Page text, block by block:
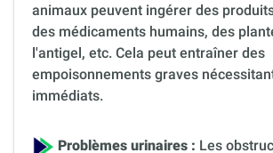
animaux peuvent ingérer des
des médicaments humains, des
l'antigel, etc. Cela peut entraîner des
empoisonnements graves
immédiats.
Problèmes urinaires : Les